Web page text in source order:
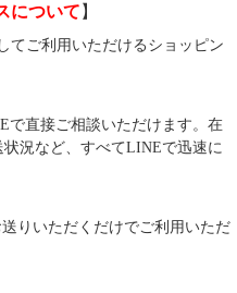
について 】
てご利用いただけるショッピン
で直接ご相談いただけます。在
況など、すべてLINEで迅速に
りいただくだけでご利用いただ